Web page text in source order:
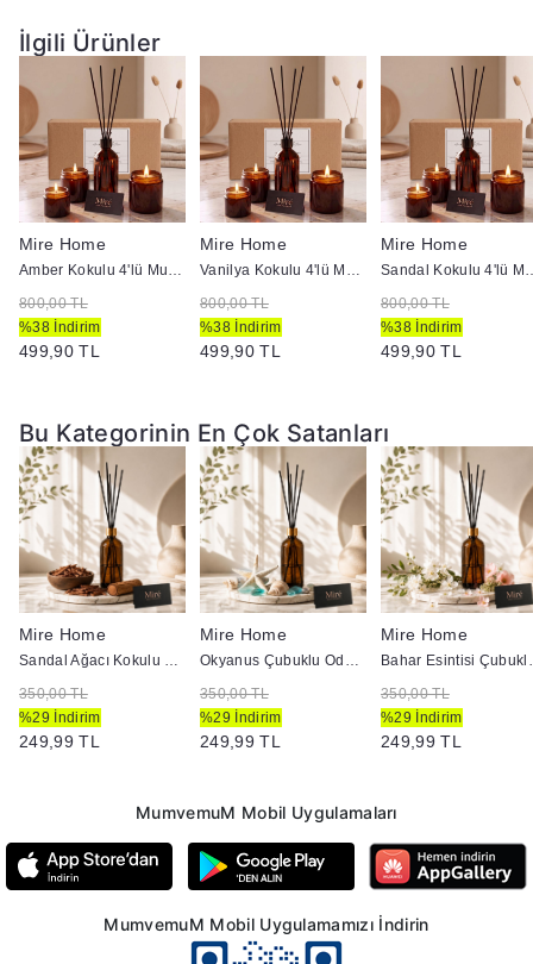
İlgili Ürünler
Mire Home
Amber Kokulu 4'lü Mum ve Ortam Kokusu Seti 100 ml
800,00 TL
%38 İndirim
499,90 TL
Mire Home
Vanilya Kokulu 4'lü Mum ve Ortam Kokusu Seti 100 ml
800,00 TL
%38 İndirim
499,90 TL
Mire Home
Sandal Kokulu 4'lü
800,00 TL
%38 İndirim
499,90 TL
Bu Kategorinin En Çok Satanları
Mire Home
Sandal Ağacı Kokulu Çubuklu Oda Kokusu - Amber Şişe 100 ml
350,00 TL
%29 İndirim
249,99 TL
Mire Home
Okyanus Çubuklu Oda Kokusu - Amber Şişe 100 ml
350,00 TL
%29 İndirim
249,99 TL
Mire Home
Bahar
350,00 TL
%29 İndirim
249,99 TL
MumvemuM Mobil Uygulamaları
MumvemuM Mobil Uygulamamızı İndirin